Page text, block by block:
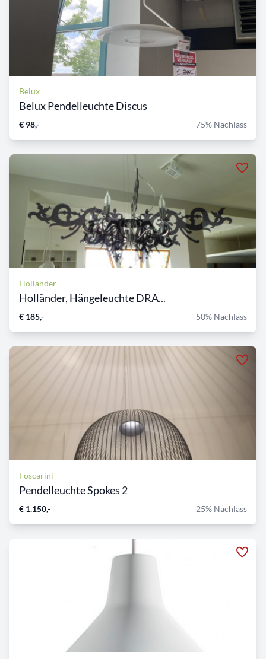
Belux
Belux Pendelleuchte Discus
€ 98,- 75% Nachlass
Holländer
Holländer, Hängeleuchte DRA...
€ 185,- 50% Nachlass
Foscarini
Pendelleuchte Spokes 2
€ 1.150,- 25% Nachlass